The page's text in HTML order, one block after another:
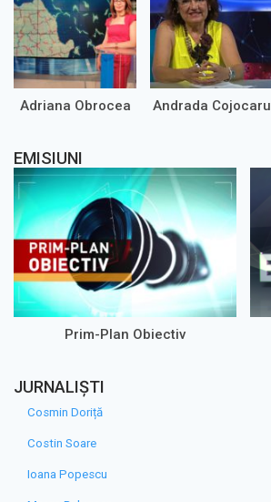
Adriana Obrocea Andrada Cojocaru
EMISIUNI
Prim-Plan Obiectiv
JURNALIȘTI
Cosmin Doriță
Costin Soare
Ioana Popescu